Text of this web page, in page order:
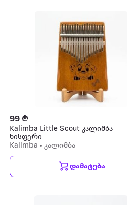
99 ₾
Kalimba Little Scout კალიმბა
ხისფერი
Kalimba • კალიმბა
დამატება